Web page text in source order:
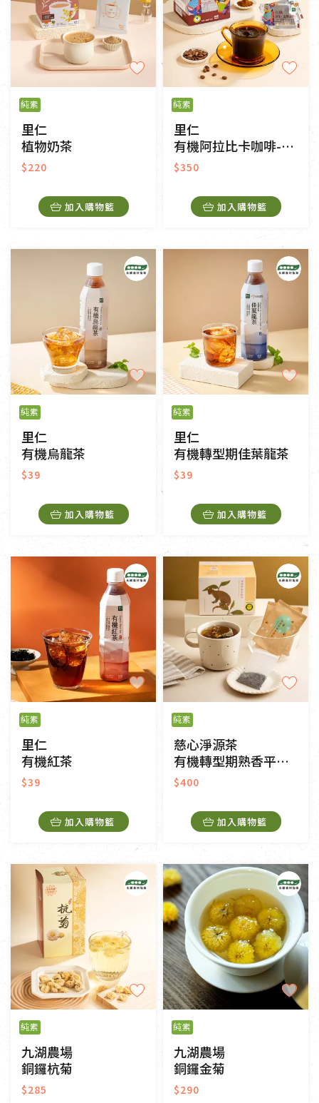
純素
里仁
植物奶茶
$220
加入購物籃
純素
里仁
有機阿拉比卡咖啡-隨手包
$350
加入購物籃
純素
里仁
有機烏龍茶
$39
加入購物籃
純素
里仁
有機轉型期佳葉龍茶
$39
加入購物籃
純素
里仁
有機紅茶
$39
加入購物籃
純素
慈心淨源茶
有機轉型期熟香平面茶包
$400
加入購物籃
純素
九湖農場
銅鑼杭菊
$285
純素
九湖農場
銅鑼金菊
$290